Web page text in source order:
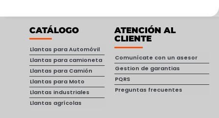
CATÁLOGO
Llantas para Automóvil
Llantas para camioneta
Llantas para Camión
Llantas para Moto
Llantas industriales
Llantas agrícolas
ATENCIÓN AL
CLIENTE
Comunícate con un asesor
Gestion de garantias
PQRS
Preguntas frecuentes